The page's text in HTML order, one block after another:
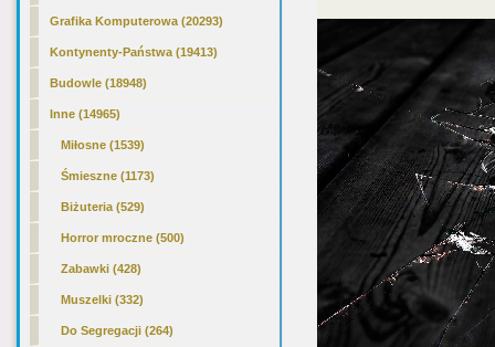
Grafika Komputerowa (20293)
Kontynenty-Państwa (19413)
Budowle (18948)
Inne(14965)
Miłosne (1539)
Śmieszne (1173)
Biżuteria (529)
Horror mroczne (500)
Zabawki (428)
Muszelki (332)
Do Segregacji (264)